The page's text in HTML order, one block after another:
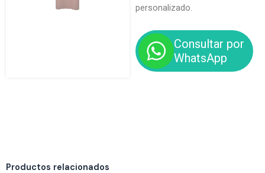
personalizado.
Consultar por
WhatsApp
Productos relacionados